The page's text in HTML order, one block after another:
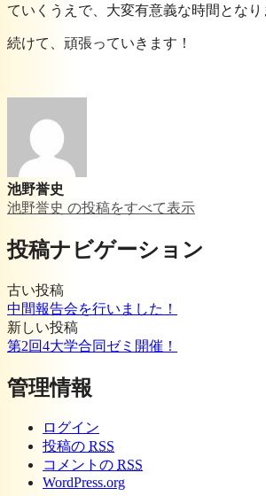
ていくうえで、大変有意義な時間となり
続けて、頑張っていきます！
池野誉史
池野誉史 の投稿をすべて表示
投稿ナビゲーション
古い投稿
中間報告会を行いました！
新しい投稿
第2回4大学合同ゼミ開催！
管理情報
ログイン
投稿の RSS
コメントの RSS
WordPress.org